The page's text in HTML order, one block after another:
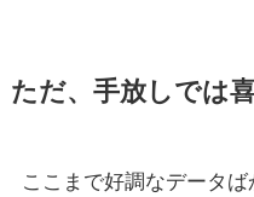
ただ、手放しでは
ここまで好調なデータ